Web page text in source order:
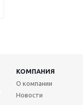
КОМПАНИЯ
О компании
Новости